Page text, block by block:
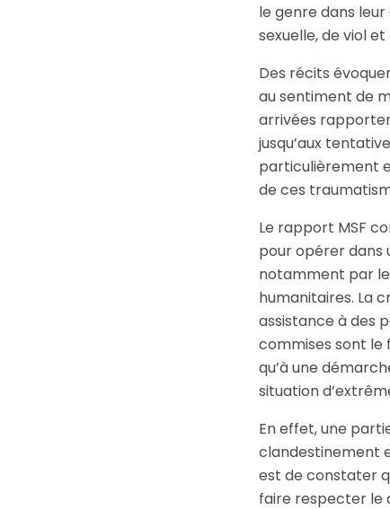
le genre dans
sexuelle, de viol et
Des récits
au sentiment de
arrivées
jusqu’aux
particulièrement
de ces
Le rapport MSF
pour opérer dans
notamment par
humanitaires. La
assistance à des
commises sont le
qu’à une
situation
En effet, une
clandestinement
est de constater
faire respecter le